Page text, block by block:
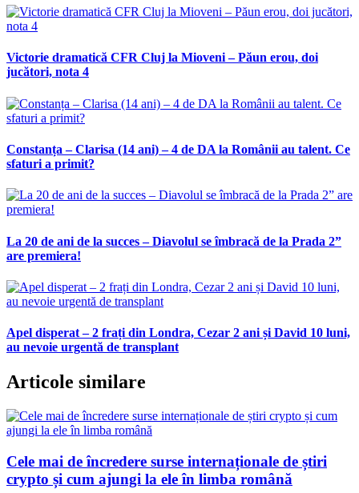
Victorie dramatică CFR Cluj la Mioveni – Păun erou, doi
jucători, nota 4
Constanța – Clarisa (14 ani) – 4 de DA la Românii au talent. Ce
sfaturi a primit?
La 20 de ani de la succes – Diavolul se îmbracă de la Prada 2”
are premiera!
Apel disperat – 2 frați din Londra, Cezar 2 ani și David 10 luni,
au nevoie urgentă de transplant
Articole similare
Cele mai de încredere surse internaționale de știri
crypto și cum ajungi la ele în limba română